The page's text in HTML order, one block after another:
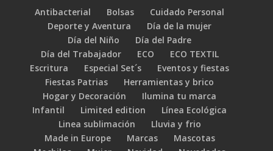
Antibacterial Bolsas
Cuidado Personal
Deporte y Aventura
Día de la mujer
Día del Niño
Día del Padre
Día del Trabajador
ECO
ECO TEXTIL
Escritura
Especial Set´s
Eventos y fiestas
Fiestas Patrias
Herramientas y brico
Hogar y Decoración
Ilumina tu marca
Infantil
Limited edition
Línea Ecológica
Linea sublimación
Lluvia y frio
Made in Europe
Marcas
Mascotas